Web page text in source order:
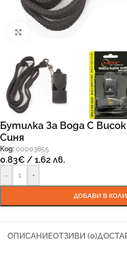
Увеличи
Бутилка За Вода С
Синя
Код: 00003855
0.83€/ 1.62 лв.
- +
ДОБАВИ В
ОПИСАНИЕОТЗИВИ (0)